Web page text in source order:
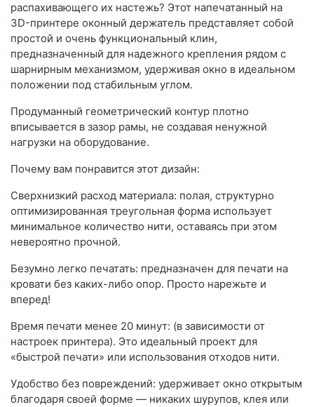
распахивающего их настежь? Этот напечатанный на
3D-принтере оконный держатель представляет собой
простой и очень функциональный клин,
предназначенный для надежного крепления рядом с
шарнирным механизмом, удерживая окно в идеальном
положении под стабильным углом.
Продуманный геометрический контур плотно
вписывается в зазор рамы, не создавая ненужной
нагрузки на оборудование.
Почему вам понравится этот дизайн:
Сверхнизкий расход материала: полая, структурно
оптимизированная треугольная форма использует
минимальное количество нити, оставаясь при этом
невероятно прочной.
Безумно легко печатать: предназначен для печати на
кровати без каких-либо опор. Просто нарежьте и
вперед!
Время печати менее 20 минут: (в зависимости от
настроек принтера). Это идеальный проект для
«быстрой печати» или использования отходов нити.
Удобство без повреждений: удерживает окно открытым
благодаря своей форме — никаких шурупов, клея или